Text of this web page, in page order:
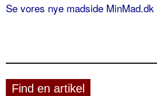
Se vores nye madside MinMad.dk
Find en artikel